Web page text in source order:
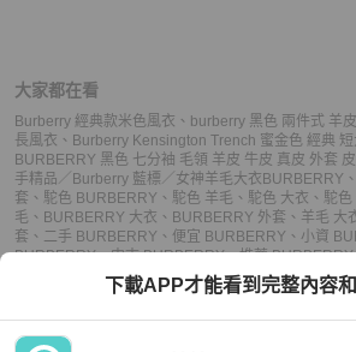
大家都在看
Burberry 經典款米色風衣 、 burberry 黑色 兩件式 羊
長風衣 、 Burberry Kensington Trench 蜜金色 經典
BURBERRY 黑色 七分袖 毛領 羊皮 牛皮 真皮 外套
手精品／Burberry 藍標／女神羊毛大衣BURBERRY 、
套 、 駝色 BURBERRY 、 駝色 羊毛 、 駝色 大衣 、 駝色
毛 、 BURBERRY 大衣 、 BURBERRY 外套 、 羊毛 大
套 、 二手 BURBERRY 、 便宜 BURBERRY 、 小資
BURBERRY、中古 BURBERRY、推薦 BURBERRY
熱門 大衣、中古 大衣、推薦 大衣 、 二手
、 中古 外套 、推薦 外套
下載APP才能看到完整內容